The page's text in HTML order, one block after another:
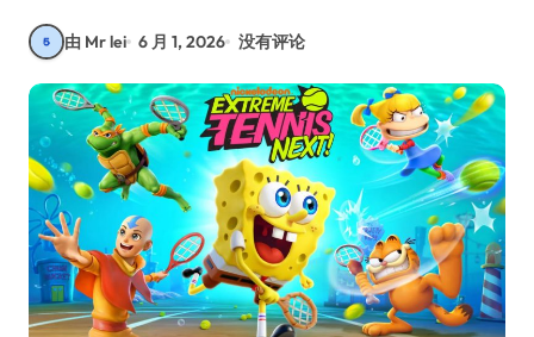
由 Mr lei 6 月 1, 2026 没有评论